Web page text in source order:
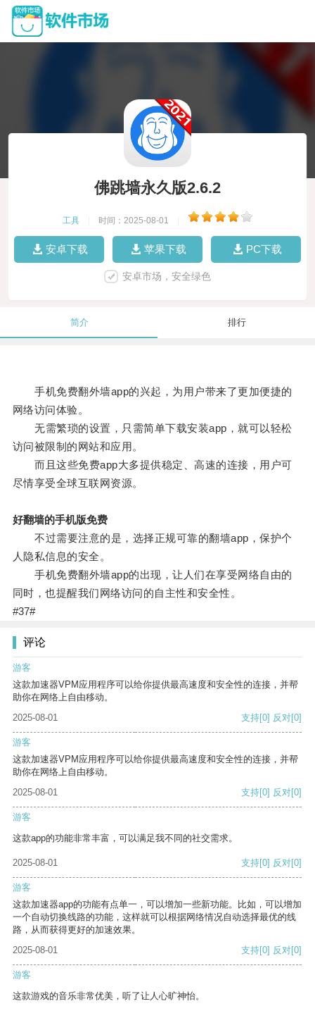
佛跳墙永久版2.6.2
工具 时间：2025-08-01
安卓下载 苹果下载 PC下载
安卓市场，安全绿色
简介 排行
手机免费翻外墙app的兴起，为用户带来了更加便捷的
网络访问体验。
无需繁琐的设置，只需简单下载安装app，就可以轻松
访问被限制的网站和应用。
而且这些免费app大多提供稳定、高速的连接，用户可
尽情享受全球互联网资源。
好翻墙的手机版免费
不过需要注意的是，选择正规可靠的翻墙app，保护个
人隐私信息的安全。
手机免费翻外墙app的出现，让人们在享受网络自由的
同时，也提醒我们网络访问的自主性和安全性。
#37#
评论
游客
这款加速器VPM应用程序可以给你提供最高速度和安全性的连接，并帮
助你在网络上自由移动。
2025-08-01
支持[0] 反对[0]
游客
这款加速器VPM应用程序可以给你提供最高速度和安全性的连接，并帮
助你在网络上自由移动。
2025-08-01
支持[0] 反对[0]
游客
这款app的功能非常丰富，可以满足我不同的社交需求。
2025-08-01 支持[0] 反对[0]
游客
这款加速器app的功能有点单一，可以增加一些新功能。比如，可以增加
一个自动切换线路的功能，这样就可以根据网络情况自动选择最优的线
路，从而获得更好的加速效果。
2025-08-01
支持[0] 反对[0]
游客
这款游戏的音乐非常优美，听了让人心旷神怡。